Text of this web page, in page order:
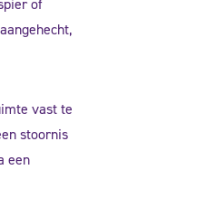
of
vast te
stoornis
een